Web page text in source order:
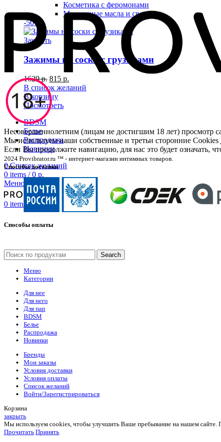
Косметика с феромонами
Массажные масла и свечи
-50%
Закрыть
Зажимы на соски с грузиками
1629р. 815 р.
В список желаний
В корзину
Посмотреть
BDSM
Белье
Распродажа
Новинки
0Список желаний
0 items / 0 р.
Меню
0 items / 0р.
Несовершеннолетним (лицам не достигшим 18 лет)
Мы используем наши собственные и третьи сторонние
Если Вы продолжите навигацию, для нас это будет означать,
2024 Provibrator.ru ™ - интернет-магазин интимных товаров.
Способы доставки
Способы оплаты
Search
Меню
Категории
Для нее
Для него
Для пар
BDSM
Белье
Распродажа
Новинки
Бренды
Мои заказы
Условия доставки
Условия оплаты
Список желаний
Войти/Зарегистрироваться
Корзина
закрыть
Мы используем cookies, чтобы улучшить Ваше пребывание на нашем сайте.
Прочитать Принять